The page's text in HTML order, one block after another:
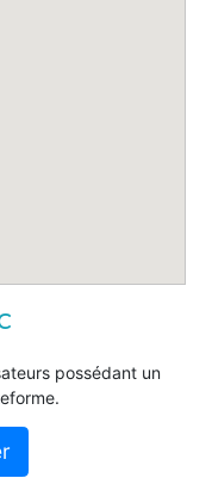
possédant un